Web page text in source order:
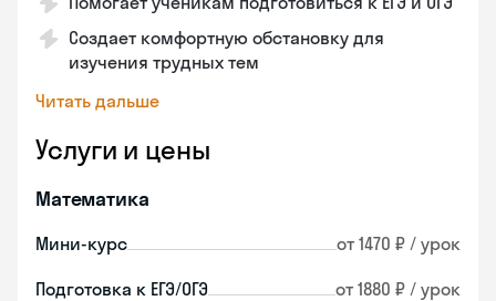
Создает комфортную обстановку для
изучения трудных тем
Читать дальше
Услуги и цены
Математика
Мини-курс от 1470 ₽ / урок
Подготовка к ЕГЭ/ОГЭ от 1880 ₽ / урок